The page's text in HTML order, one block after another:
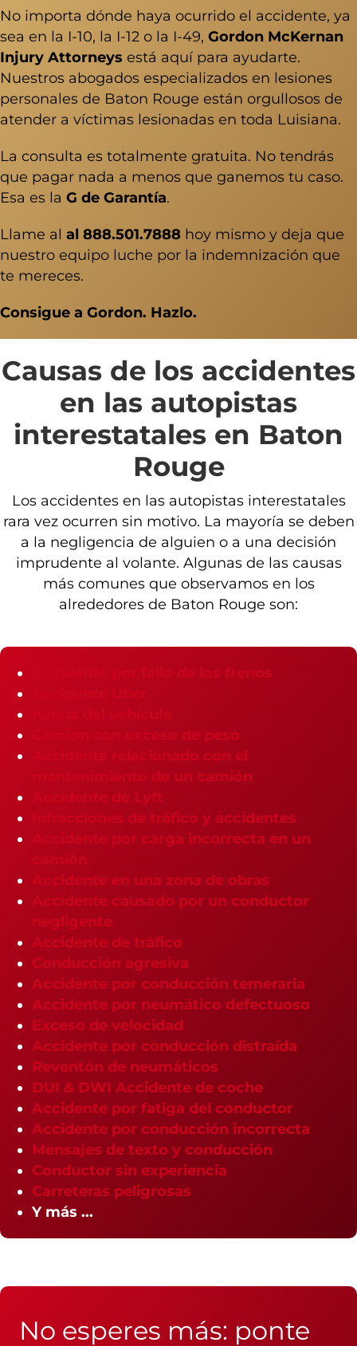
No importa dónde haya ocurrido el accidente, ya
sea en la I-10, la I-12 o la I-49, Gordon McKernan
Injury Attorneys está aquí para ayudarte.
Nuestros abogados especializados en lesiones
personales de Baton Rouge están orgullosos de
atender a víctimas lesionadas en toda Luisiana.
La consulta es totalmente gratuita. No tendrás
que pagar nada a menos que ganemos tu caso.
Esa es la G de Garantía.
Llame al al 888.501.7888 hoy mismo y deja que
nuestro equipo luche por la indemnización que
te mereces.
Consigue a Gordon. Hazlo.
Causas de los accidentes
en las autopistas
interestatales en Baton
Rouge
Los accidentes en las autopistas interestatales
rara vez ocurren sin motivo. La mayoría se deben
a la negligencia de alguien o a una decisión
imprudente al volante. Algunas de las causas
más comunes que observamos en los
alrededores de Baton Rouge son:
Accidente por fallo de los frenos
Avería del vehículo
Camión con exceso de peso
Accidente relacionado con el
mantenimiento de un camión
Accidente de Lyft
Infracciones de tráfico y accidentes
Accidente por carga incorrecta en un
camión
Accidente en una zona de obras
Accidente causado por un conductor
negligente
Accidente de tráfico
Conducción agresiva
Accidente por conducción temeraria
Accidente por neumático defectuoso
Exceso de velocidad
Accidente por conducción distraída
Reventón de neumáticos
DUI & DWI Accidente de coche
Accidente por fatiga del conductor
Accidente por conducción incorrecta
Mensajes de texto y conducción
Conductor sin experiencia
Carreteras peligrosas
Y más ...
No esperes más: ponte